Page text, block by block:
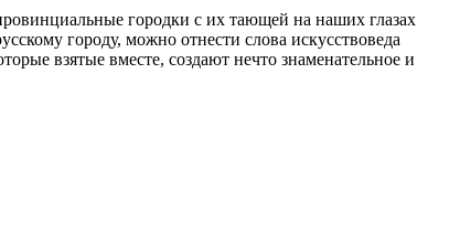
городки с их тающей на наших глазах
городу, можно отнести слова искусствоведа
взятые вместе, создают нечто знаменательное и